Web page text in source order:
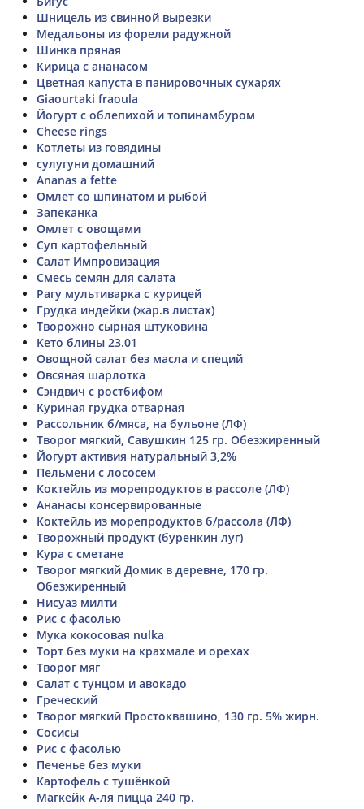
Шницель из свинной вырезки
Медальоны из форели радужной
Шинка пряная
Кирица с ананасом
Цветная капуста в панировочных сухарях
Giaourtaki fraoula
Йогурт с облепихой и топинамбуром
Cheese rings
Котлеты из говядины
сулугуни домашний
Ananas a fette
Омлет со шпинатом и рыбой
Запеканка
Омлет с овощами
Суп картофельный
Салат Импровизация
Смесь семян для салата
Рагу мультиварка с курицей
Грудка индейки (жар.в листах)
Творожно сырная штуковина
Кето блины 23.01
Овощной салат без масла и специй
Овсяная шарлотка
Сэндвич с ростбифом
Куриная грудка отварная
Рассольник б/мяса, на бульоне (ЛФ)
Творог мягкий, Савушкин 125 гр. Обезжиренный
Йогурт активия натуральный 3,2%
Пельмени с лососем
Коктейль из морепродуктов в рассоле (ЛФ)
Ананасы консервированные
Коктейль из морепродуктов б/рассола (ЛФ)
Творожный продукт (буренкин луг)
Кура с сметане
Творог мягкий Домик в деревне, 170 гр.
Обезжиренный
Нисуаз милти
Рис с фасолью
Мука кокосовая nulka
Торт без муки на крахмале и орехах
Творог мяг
Салат с тунцом и авокадо
Греческий
Творог мягкий Простоквашино, 130 гр. 5% жирн.
Сосисы
Рис с фасолью
Печенье без муки
Картофель с тушёнкой
Магкейк А-ля пицца 240 гр.